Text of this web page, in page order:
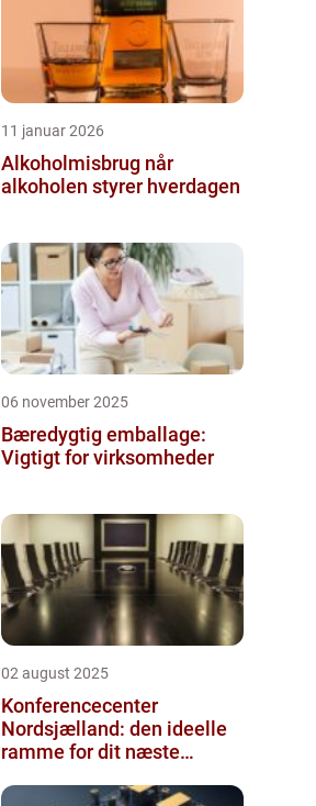
11 januar 2026
Alkoholmisbrug når
alkoholen styrer hverdagen
06 november 2025
Bæredygtig emballage:
Vigtigt for virksomheder
02 august 2025
Konferencecenter
Nordsjælland: den ideelle
ramme for dit næste